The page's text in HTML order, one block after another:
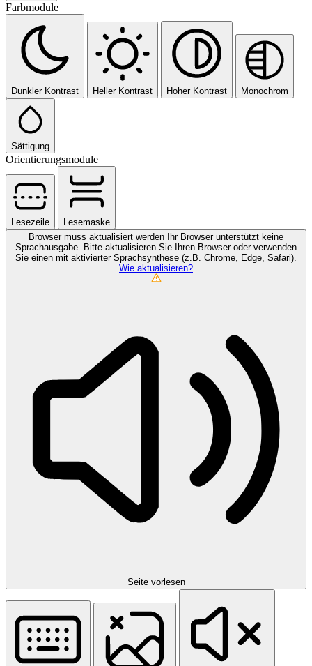
Farbmodule
Dunkler Kontrast Heller Kontrast Hoher Kontrast Monochrom
Sättigung
Orientierungsmodule
Lesezeile
Lesemaske
Browser muss aktualisiert werden Ihr Browser unterstützt keine
Sprachausgabe. Bitte aktualisieren Sie Ihren Browser oder verwenden
Sie einen mit aktivierter Sprachsynthese (z.B. Chrome, Edge, Safari).
Wie aktualisieren?
Seite vorlesen